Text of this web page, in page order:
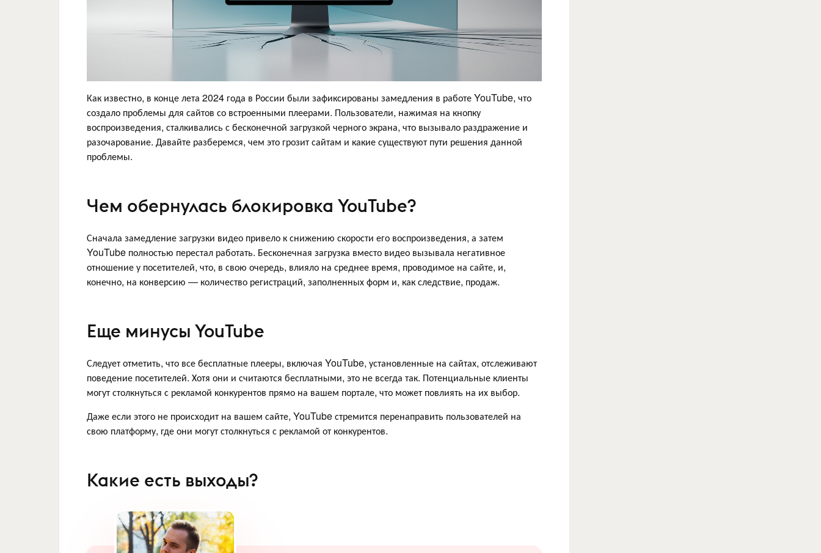
Как известно, в конце лета 2024 года в России были зафиксированы замедления в работе YouTube, что
создало проблемы для сайтов со встроенными плеерами. Пользователи, нажимая на кнопку
воспроизведения, сталкивались с бесконечной загрузкой черного экрана, что вызывало раздражение и
разочарование. Давайте разберемся, чем это грозит сайтам и какие существуют пути решения данной
проблемы.
Чем обернулась блокировка YouTube?
Сначала замедление загрузки видео привело к снижению скорости его воспроизведения, а затем
YouTube полностью перестал работать. Бесконечная загрузка вместо видео вызывала негативное
отношение у посетителей, что, в свою очередь, влияло на среднее время, проводимое на сайте, и,
конечно, на конверсию — количество регистраций, заполненных форм и, как следствие, продаж.
Еще минусы YouTube
Следует отметить, что все бесплатные плееры, включая YouTube, установленные на сайтах, отслеживают
поведение посетителей. Хотя они и считаются бесплатными, это не всегда так. Потенциальные клиенты
могут столкнуться с рекламой конкурентов прямо на вашем портале, что может повлиять на их выбор.
Даже если этого не происходит на вашем сайте, YouTube стремится перенаправить пользователей на
свою платформу, где они могут столкнуться с рекламой от конкурентов.
Какие есть выходы?